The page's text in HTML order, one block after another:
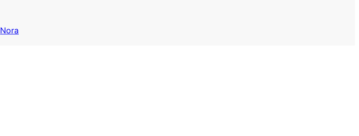
Nora